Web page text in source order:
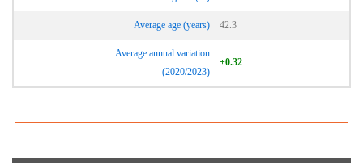
Average age (years) 42.3
Average annual variation
(2020/2023)
+0.32